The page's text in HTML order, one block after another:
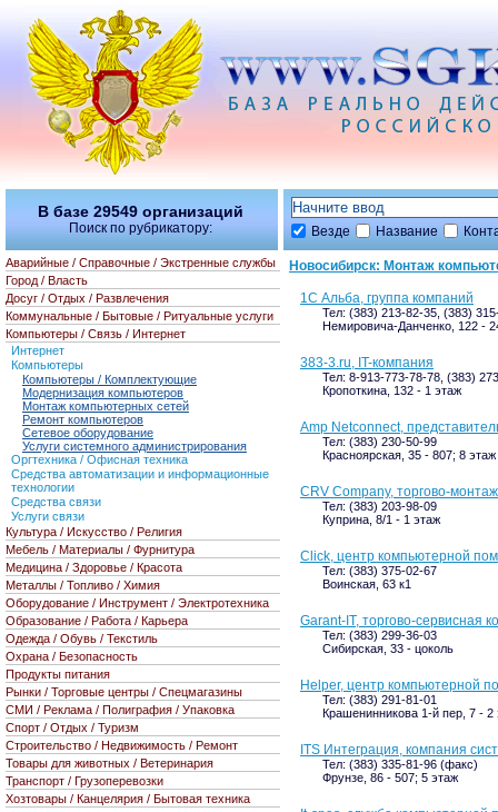
Везде Название
Новосибирск: Монтаж
1С Альба, группа компаний
Тел: (383) 213-82-35, (383)
Немировича-Данченко, 122 -
383-3.ru, IT-компания
Тел: 8-913-773-78-78, (383)
Кропоткина, 132 - 1 этаж
Amp Netconnect,
Тел: (383) 230-50-99
Красноярская, 35 - 807; 8 этаж
CRV Company, торгово-
Тел: (383) 203-98-09
Куприна, 8/1 - 1 этаж
Click, центр компьютерной
Тел: (383) 375-02-67
Воинская, 63 к1
Garant-IT, торгово-сервисная
Тел: (383) 299-36-03
Сибирская, 33 - цоколь
Helper, центр компьютерной
Тел: (383) 291-81-01
Крашенинникова 1-й пер, 7 - 2
ITS Интеграция, компания
Тел: (383) 335-81-96 (факс)
Фрунзе, 86 - 507; 5 этаж
В базе 29549 организаций
Поиск по рубрикатору:
Аварийные / Справочные / Экстренные службы
Город / Власть
Досуг / Отдых / Развлечения
Коммунальные / Бытовые / Ритуальные услуги
Компьютеры / Связь / Интернет
Интернет
Компьютеры
Компьютеры / Комплектующие
Модернизация компьютеров
Монтаж компьютерных сетей
Ремонт компьютеров
Сетевое оборудование
Услуги системного администрирования
Оргтехника / Офисная техника
Средства автоматизации и информационные
технологии
Средства связи
Услуги связи
Культура / Искусство / Религия
Мебель / Материалы / Фурнитура
Медицина / Здоровье / Красота
Металлы / Топливо / Химия
Оборудование / Инструмент / Электротехника
Образование / Работа / Карьера
Одежда / Обувь / Текстиль
Охрана / Безопасность
Продукты питания
Рынки / Торговые центры / Спецмагазины
СМИ / Реклама / Полиграфия / Упаковка
Спорт / Отдых / Туризм
Строительство / Недвижимость / Ремонт
Товары для животных / Ветеринария
Транспорт / Грузоперевозки
Хозтовары / Канцелярия / Бытовая техника